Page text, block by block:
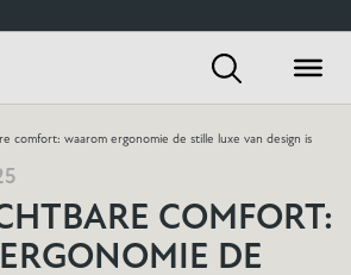
comfort: waarom ergonomie de stille luxe van design is
COMFORT:
DE